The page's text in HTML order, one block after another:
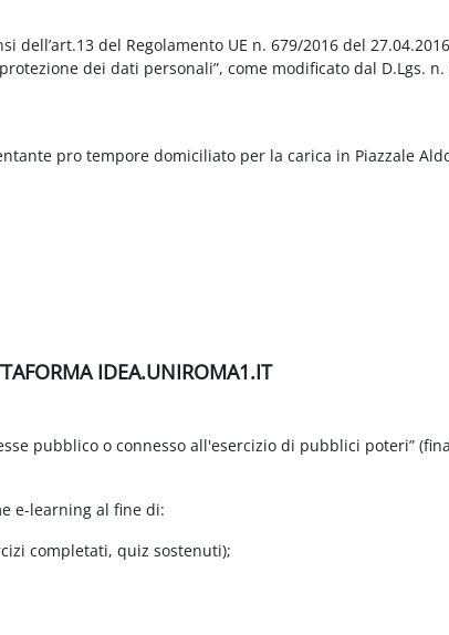
del Regolamento UE n. 679/2016 del
dei dati personali”, come modificato dal D.Lgs.
pro tempore domiciliato per la carica in Piazzale
IDEA.UNIROMA1.IT
pubblico o connesso all'esercizio di pubblici poteri”
e-learning al fine di:
completati, quiz sostenuti);